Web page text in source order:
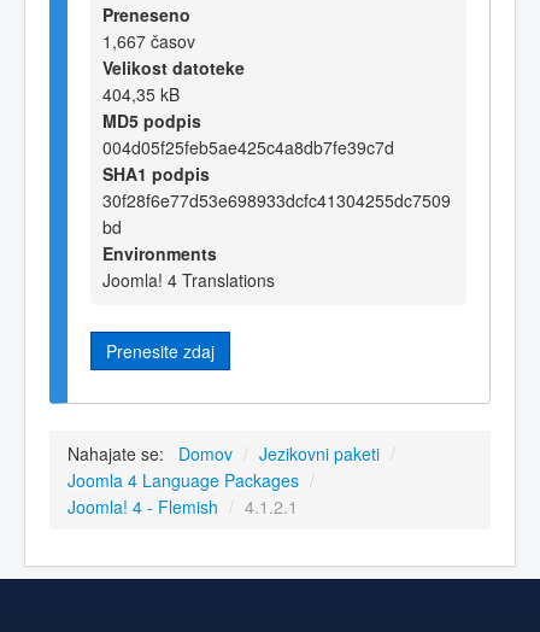
Preneseno
1,667 časov
Velikost datoteke
404,35 kB
MD5 podpis
004d05f25feb5ae425c4a8db7fe39c7d
SHA1 podpis
30f28f6e77d53e698933dcfc41304255dc7509
bd
Environments
Joomla! 4 Translations
Prenesite zdaj
Nahajate se: Domov / Jezikovni paketi /
Joomla 4 Language Packages /
Joomla! 4 - Flemish / 4.1.2.1